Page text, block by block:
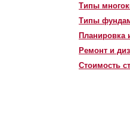
Типы
Типы
Планировка
Ремонт и
Стоимость